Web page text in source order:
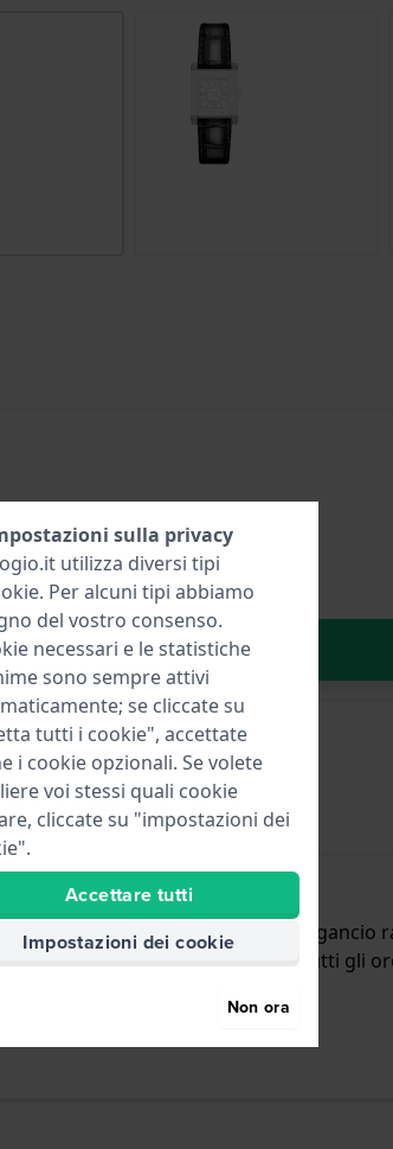
Aggiungi al carrello
a € 50
per mezzo di perni a molla a sgancio
che questo cinturino è adatto a tutti gli
sulla privacy
utilizza diversi tipi
. Per alcuni tipi abbiamo
del vostro consenso.
necessari e le statistiche
sono sempre attivi
se cliccate su
tutti i cookie", accettate
i cookie opzionali. Se volete
voi stessi quali cookie
cliccate su "impostazioni dei
Accettare tutti
Impostazioni dei cookie
Non ora